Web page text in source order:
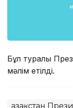
Бұл туралы
мәлім етілді.
Қазақстан